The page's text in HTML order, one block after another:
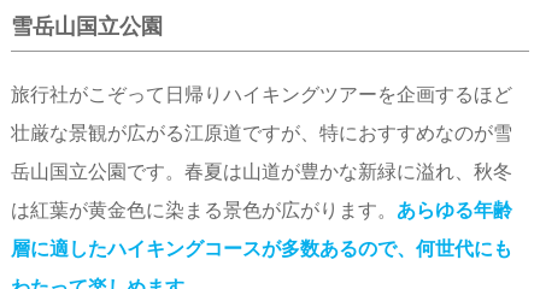
雪岳山国立公園
旅行社がこぞって日帰りハイキングツアーを企画するほど
壮厳な景観が広がる江原道ですが、特におすすめなのが雪
岳山国立公園です。春夏は山道が豊かな新緑に溢れ、秋冬
は紅葉が黄金色に染まる景色が広がります。 あらゆる年齢
層に適したハイキングコースが多数あるので、何世代にも